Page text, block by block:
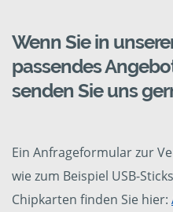
Wenn Sie in
passendes
senden Sie uns
Ein Anfrageformular zur
wie zum Beispiel USB-
Chipkarten finden Sie hier: